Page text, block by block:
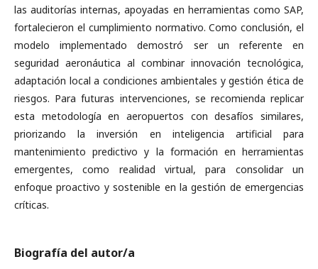
las auditorías internas, apoyadas en herramientas como SAP,
fortalecieron el cumplimiento normativo. Como conclusión, el
modelo implementado demostró ser un referente en
seguridad aeronáutica al combinar innovación tecnológica,
adaptación local a condiciones ambientales y gestión ética de
riesgos. Para futuras intervenciones, se recomienda replicar
esta metodología en aeropuertos con desafíos similares,
priorizando la inversión en inteligencia artificial para
mantenimiento predictivo y la formación en herramientas
emergentes, como realidad virtual, para consolidar un
enfoque proactivo y sostenible en la gestión de emergencias
críticas.
Biografía del autor/a